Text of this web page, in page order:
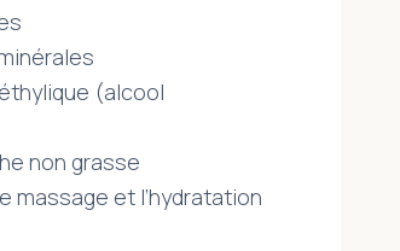
(alcool
non grasse
massage et l’hydratation